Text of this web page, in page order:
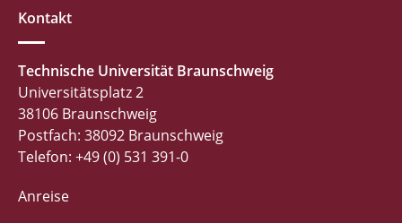
Kontakt
Technische Universität Braunschweig
Universitätsplatz 2
38106 Braunschweig
Postfach: 38092 Braunschweig
Telefon: +49 (0) 531 391-0
Anreise